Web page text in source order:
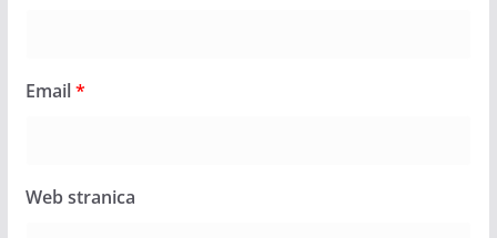
Email*
Web stranica